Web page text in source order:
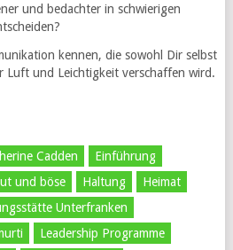
und bedachter in schwierigen
kennen, die sowohl Dir selbst
Luft und Leichtigkeit verschaffen wird.
Cadden
Einführung
und böse Haltung
Heimat
Unterfranken
Leadership Programme